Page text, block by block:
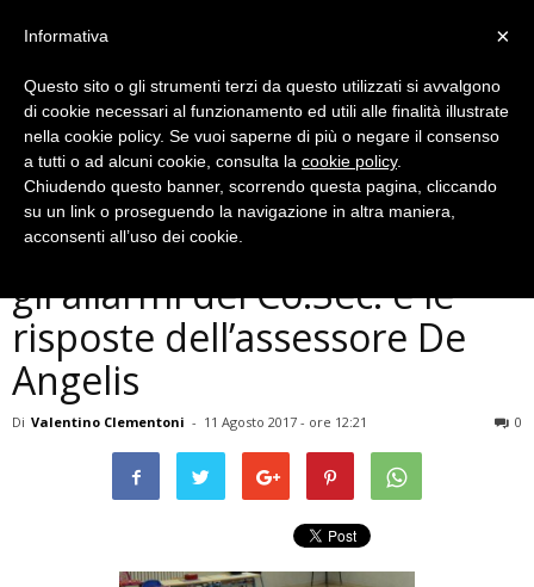
Politica
Terni, il punto sulle scuole:
gli allarmi del Co.Sec. e le
risposte dell’assessore De
Angelis
Di Valentino Clementoni - 11 Agosto 2017 - ore 12:21 0
×
Informativa
Questo sito o gli strumenti terzi da questo utilizzati si avvalgono
di cookie necessari al funzionamento ed utili alle finalità illustrate
nella cookie policy. Se vuoi saperne di più o negare il consenso
a tutti o ad alcuni cookie, consulta la cookie policy.
Chiudendo questo banner, scorrendo questa pagina, cliccando
su un link o proseguendo la navigazione in altra maniera,
acconsenti all’uso dei cookie.